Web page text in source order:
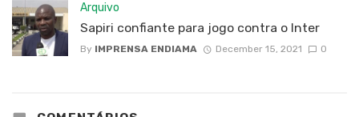
Arquivo
Sapiri confiante para jogo contra o Inter
By IMPRENSA ENDIAMA December 15, 2021 0